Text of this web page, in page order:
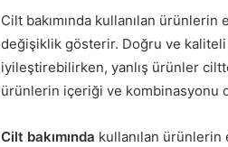
Cilt bakımında kullanılan
değişiklik gösterir. Doğru ve kaliteli
iyileştirebilirken, yanlış ürünler
ürünlerin içeriği ve kombinasyonu
Cilt bakımında kullanılan ürünlerin